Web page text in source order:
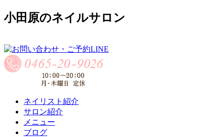
小田原のネイルサロン
ネイリスト紹介
サロン紹介
メニュー
ブログ